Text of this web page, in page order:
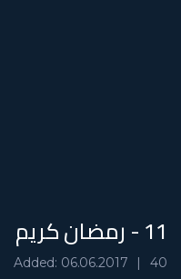
11 - رمضان كريم
40
Added: 06.06.2017